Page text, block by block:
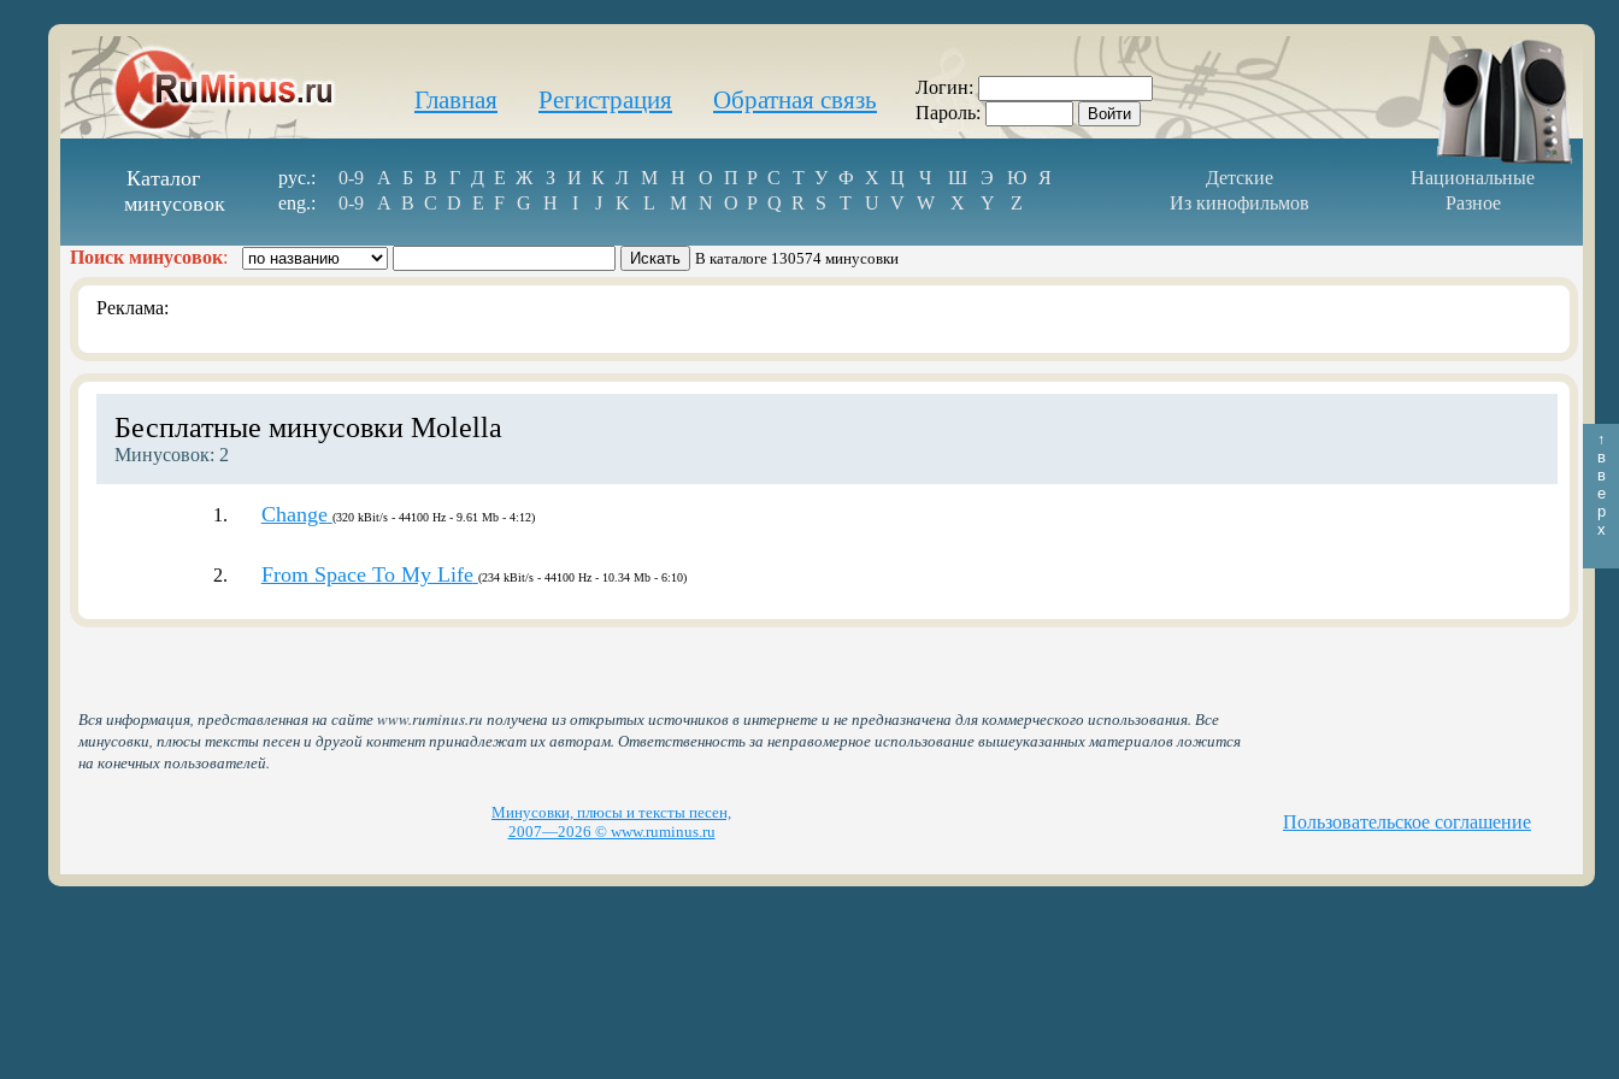
Главная Регистрация Обратная связь
Логин:
Пароль:
Каталог
минусовок
рус.: 0-9 А Б В Г Д Е Ж З И К Л М Н О П Р С Т У Ф Х Ц Ч Ш Э Ю Я Детские
Национальные
eng.:
0-9 A B C D E F G H I J K L M N O P Q R S T U V W X Y Z Из кинофильмов Разное
Поиск минусовок: В каталоге 130574 минусовки
Реклама:
Бесплатные минусовки Molella
Минусовок: 2
1. Change (320 kBit/s - 44100 Hz - 9.61 Mb - 4:12)
2. From Space To My Life (234 kBit/s - 44100 Hz - 10.34 Mb - 6:10)
Вся информация, представленная на сайте www.ruminus.ru получена из открытых источников в интернете и не предназначена для коммерческого использования. Все
минусовки, плюсы тексты песен и другой контент принадлежат их авторам. Ответственность за неправомерное использование вышеуказанных материалов ложится
на конечных пользователей.
Минусовки, плюсы и тексты песен,
2007—2026 © www.ruminus.ru
Пользовательское соглашение
↑
в
в
е
р
х